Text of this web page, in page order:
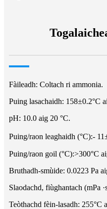
Fàileadh: Coltach ri ammonia.
Puing lasachaidh: 158±0.2°C
pH: 10.0 aig 20 °C.
Puing/raon leaghaidh (°C):-
Puing/raon goil (°C):>300°C
Bruthadh-smùide: 0.0223 Pa
Slaodachd, fiùghantach (mPa
Teòthachd fèin-lasadh: 255°C